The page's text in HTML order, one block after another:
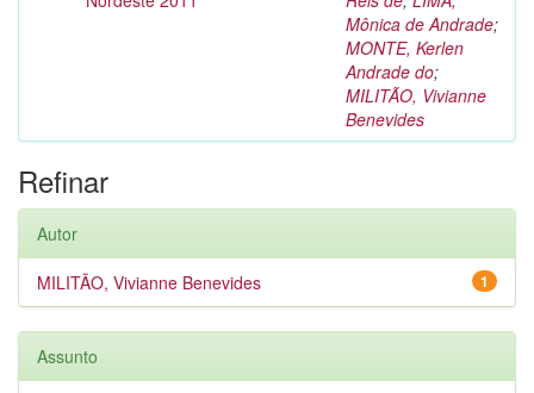
Mônica de Andrade;
MONTE, Kerlen
Andrade do;
MILITÃO, Vivianne
Benevides
Refinar
Autor
1
MILITÃO, Vivianne Benevides
Assunto